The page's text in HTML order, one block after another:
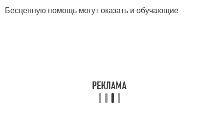
Бесценную помощь могут оказать и обучающие